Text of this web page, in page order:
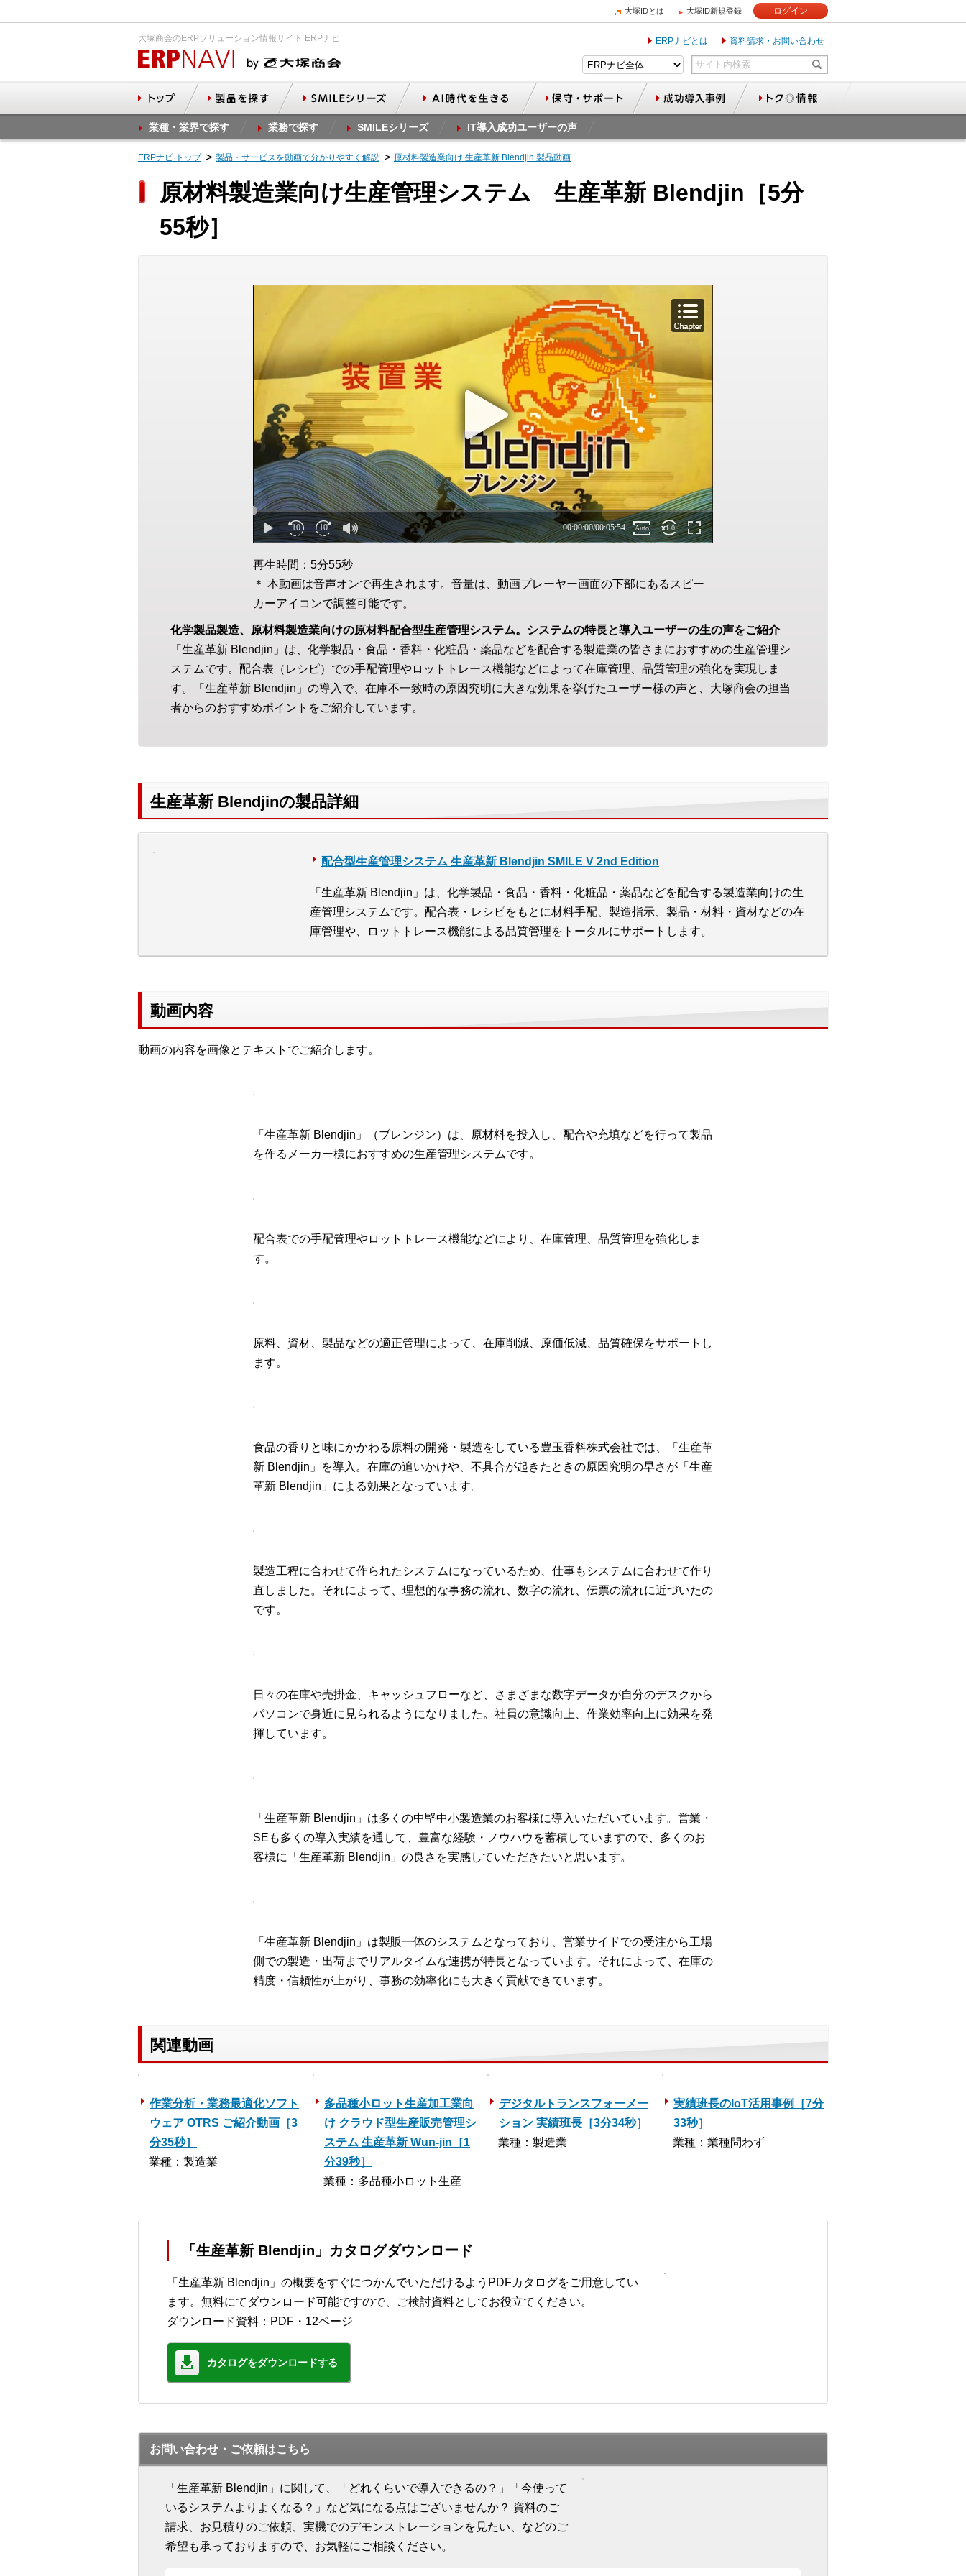
大塚IDとは 大塚ID新規登録 ログイン
大塚商会のERPソリューション情報サイト ERPナビ ERPナビとは 資料請求・お問い合わせ
業種・業界で探す 業務で探す SMILEシリーズ IT導入成功ユーザーの声
ERPナビ トップ 製品・サービスを動画で分かりやすく解説 原材料製造業向け 生産革新 Blendjin 製品動画
原材料製造業向け生産管理システム 生産革新 Blendjin［5分
55秒］
再生時間：5分55秒
＊ 本動画は音声オンで再生されます。音量は、動画プレーヤー画面の下部にあるスピー
カーアイコンで調整可能です。
化学製品製造、原材料製造業向けの原材料配合型生産管理システム。システムの特長と導入ユーザーの生の声をご紹介
「生産革新 Blendjin」は、化学製品・食品・香料・化粧品・薬品などを配合する製造業の皆さまにおすすめの生産管理シ
ステムです。配合表（レシピ）での手配管理やロットトレース機能などによって在庫管理、品質管理の強化を実現しま
す。「生産革新 Blendjin」の導入で、在庫不一致時の原因究明に大きな効果を挙げたユーザー様の声と、大塚商会の担当
者からのおすすめポイントをご紹介しています。
生産革新 Blendjinの製品詳細
配合型生産管理システム 生産革新 Blendjin SMILE V 2nd Edition
「生産革新 Blendjin」は、化学製品・食品・香料・化粧品・薬品などを配合する製造業向けの生
産管理システムです。配合表・レシピをもとに材料手配、製造指示、製品・材料・資材などの在
庫管理や、ロットトレース機能による品質管理をトータルにサポートします。
動画内容
動画の内容を画像とテキストでご紹介します。
「生産革新 Blendjin」（ブレンジン）は、原材料を投入し、配合や充填などを行って製品
を作るメーカー様におすすめの生産管理システムです。
配合表での手配管理やロットトレース機能などにより、在庫管理、品質管理を強化しま
す。
原料、資材、製品などの適正管理によって、在庫削減、原価低減、品質確保をサポートし
ます。
食品の香りと味にかかわる原料の開発・製造をしている豊玉香料株式会社では、「生産革
新 Blendjin」を導入。在庫の追いかけや、不具合が起きたときの原因究明の早さが「生産
革新 Blendjin」による効果となっています。
製造工程に合わせて作られたシステムになっているため、仕事もシステムに合わせて作り
直しました。それによって、理想的な事務の流れ、数字の流れ、伝票の流れに近づいたの
です。
日々の在庫や売掛金、キャッシュフローなど、さまざまな数字データが自分のデスクから
パソコンで身近に見られるようになりました。社員の意識向上、作業効率向上に効果を発
揮しています。
「生産革新 Blendjin」は多くの中堅中小製造業のお客様に導入いただいています。営業・
SEも多くの導入実績を通して、豊富な経験・ノウハウを蓄積していますので、多くのお
客様に「生産革新 Blendjin」の良さを実感していただきたいと思います。
「生産革新 Blendjin」は製販一体のシステムとなっており、営業サイドでの受注から工場
側での製造・出荷までリアルタイムな連携が特長となっています。それによって、在庫の
精度・信頼性が上がり、事務の効率化にも大きく貢献できています。
関連動画
作業分析・業務最適化ソフト
ウェア OTRS ご紹介動画［3
分35秒］
業種：製造業
多品種小ロット生産加工業向
け クラウド型生産販売管理シ
ステム 生産革新 Wun-jin［1
分39秒］
業種：多品種小ロット生産
デジタルトランスフォーメー
ション 実績班長［3分34秒］
業種：製造業
実績班長のIoT活用事例［7分
33秒］
業種：業種問わず
「生産革新 Blendjin」カタログダウンロード
「生産革新 Blendjin」の概要をすぐにつかんでいただけるようPDFカタログをご用意してい
ます。無料にてダウンロード可能ですので、ご検討資料としてお役立てください。
ダウンロード資料：PDF・12ページ
カタログをダウンロードする
お問い合わせ・ご依頼はこちら
「生産革新 Blendjin」に関して、「どれくらいで導入できるの？」「今使って
いるシステムよりよくなる？」など気になる点はございませんか？ 資料のご
請求、お見積りのご依頼、実機でのデモンストレーションを見たい、などのご
希望も承っておりますので、お気軽にご相談ください。